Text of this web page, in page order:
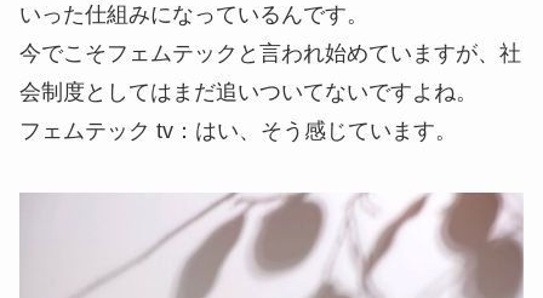
いった仕組みになっているんです。
今でこそフェムテックと言われ始めていますが、社
会制度としてはまだ追いついてないですよね。
フェムテック tv ：はい、そう感じています。